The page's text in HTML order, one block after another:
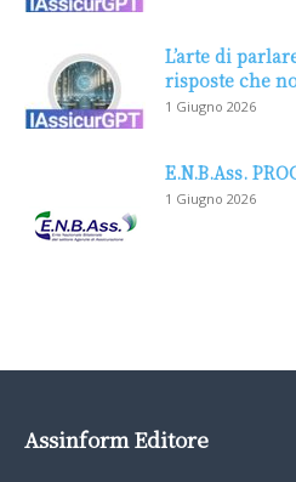
L’arte di
risposte che
1 Giugno 2026
E.N.B.Ass.
1 Giugno 2026
Assinform Editore